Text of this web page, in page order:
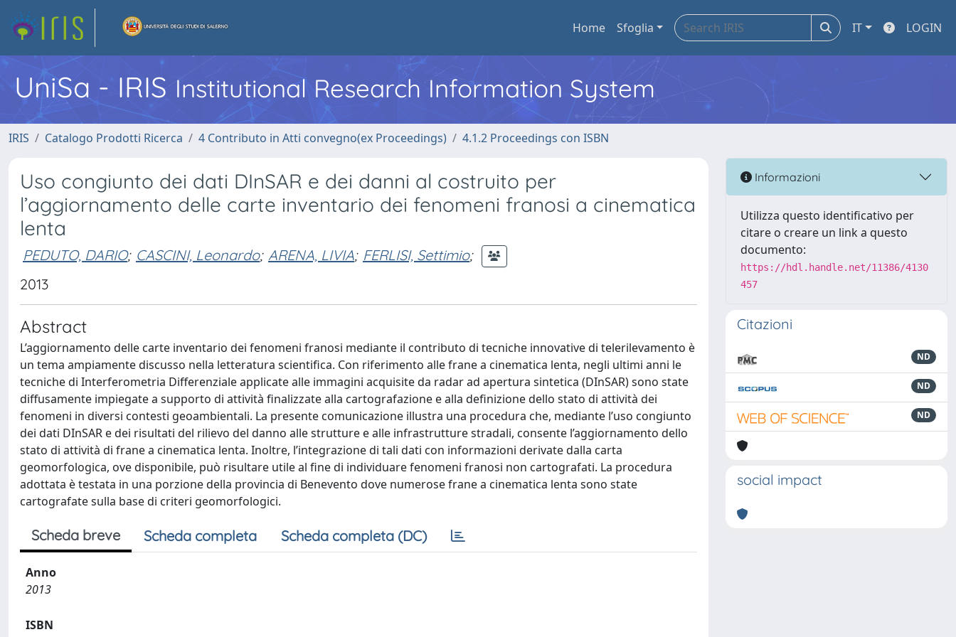
Home Sfoglia IT LOGIN
UniSa - IRIS Institutional Research Information System
IRIS Catalogo Prodotti Ricerca 4 Contributo in Atti convegno(ex Proceedings) 4.1.2 Proceedings con ISBN
Uso congiunto dei dati DInSAR e dei danni al costruito per
l’aggiornamento delle carte inventario dei fenomeni franosi a cinematica
lenta
PEDUTO, DARIO; CASCINI, Leonardo; ARENA, LIVIA; FERLISI, Settimio;
2013
Abstract
L’aggiornamento delle carte inventario dei fenomeni franosi mediante il contributo di tecniche innovative di telerilevamento è
un tema ampiamente discusso nella letteratura scientifica. Con riferimento alle frane a cinematica lenta, negli ultimi anni le
tecniche di Interferometria Differenziale applicate alle immagini acquisite da radar ad apertura sintetica (DInSAR) sono state
diffusamente impiegate a supporto di attività finalizzate alla cartografazione e alla definizione dello stato di attività dei
fenomeni in diversi contesti geoambientali. La presente comunicazione illustra una procedura che, mediante l’uso congiunto
dei dati DInSAR e dei risultati del rilievo del danno alle strutture e alle infrastrutture stradali, consente l’aggiornamento dello
stato di attività di frane a cinematica lenta. Inoltre, l’integrazione di tali dati con informazioni derivate dalla carta
geomorfologica, ove disponibile, può risultare utile al fine di individuare fenomeni franosi non cartografati. La procedura
adottata è testata in una porzione della provincia di Benevento dove numerose frane a cinematica lenta sono state
cartografate sulla base di criteri geomorfologici.
Scheda breve Scheda completa Scheda completa (DC)
Anno
2013
ISBN
Informazioni
Utilizza questo identificativo per
citare o creare un link a questo
documento:
https://hdl.handle.net/11386/4130
457
Citazioni
ND
ND
ND
social impact